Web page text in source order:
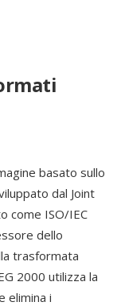
basato sullo
dal Joint
come ISO/IEC
dello
trasformata
2000 utilizza la
elimina i